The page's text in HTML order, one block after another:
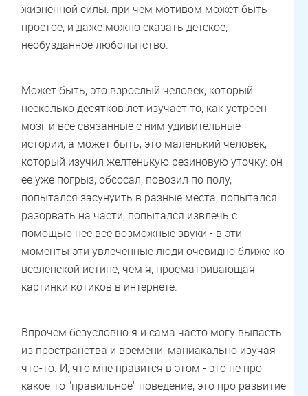
жизненной силы: при чем мотивом может быть
простое, и даже можно сказать детское,
необузданное любопытство.
Может быть, это взрослый человек, который
несколько десятков лет изучает то, как устроен
мозг и все связанные с ним удивительные
истории, а может быть, это маленький человек,
который изучил желтенькую резиновую уточку: он
ее уже погрыз, обсосал, повозил по полу,
попытался засунуить в разные места, попытался
разорвать на части, попытался извлечь с
помощью нее все возможные звуки - в эти
моменты эти увлеченные люди очевидно ближе ко
вселенской истине, чем я, просматривающая
картинки котиков в интернете.
Впрочем безусловно я и сама часто могу выпасть
из пространства и времени, маниакально изучая
что-то. И, что мне нравится в этом - это не про
какое-то "правильное" поведение, это про развитие